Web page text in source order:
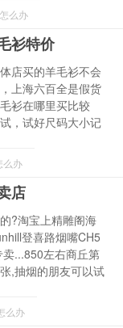
么办
衫特价
店买的羊毛衫不会
上海六百全是假货
衫在哪里买比较
，试好尺码大小记
么办
店
?淘宝上精雕阁海
登喜路烟嘴CH5
...850左右商丘第
,抽烟的朋友可以试
么办